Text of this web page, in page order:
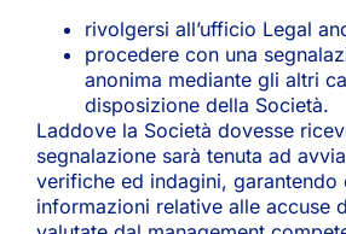
rivolgersi all’ufficio Legal
procedere con una
anonima mediante gli altri
disposizione della Società.
Laddove la Società dovesse
segnalazione sarà tenuta ad
verifiche ed indagini, garantendo
informazioni relative alle accuse